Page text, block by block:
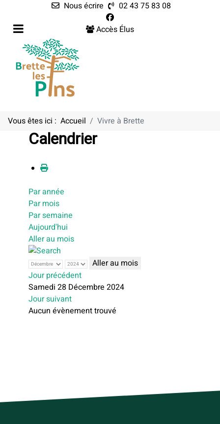
Nous écrire
02 43 75 83 08
Accès Élus
Vous êtes ici : Accueil Vivre à Brette
Calendrier
Par année
Par mois
Par semaine
Aujourd'hui
Aller au mois
Aller au mois
Jour précédent
Samedi 28 Décembre 2024
Jour suivant
Aucun évènement trouvé